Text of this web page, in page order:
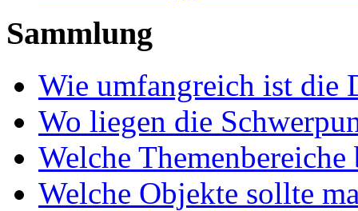
Sammlung
Wie umfangreich ist die
Wo liegen die
Welche
Welche Objekte sollte